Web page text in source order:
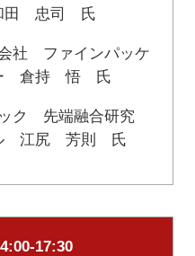
田 忠司 氏
社 ファインパッケ
倉持 悟 氏
ク 先端融合研究
江尻 芳則 氏
17:30